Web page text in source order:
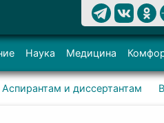
Наука Медицина
Аспирантам и диссертантам